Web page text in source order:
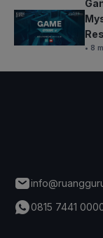
• 8
0815 7441